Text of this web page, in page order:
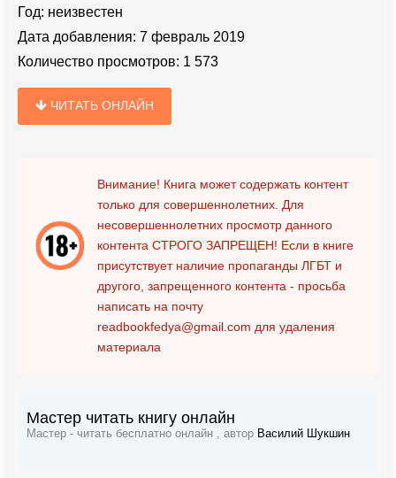
Год: неизвестен
Дата добавления: 7 февраль 2019
Количество просмотров: 1 573
ЧИТАТЬ ОНЛАЙН
Внимание! Книга может содержать контент
только для совершеннолетних. Для
несовершеннолетних просмотр данного
контента СТРОГО ЗАПРЕЩЕН! Если в книге
присутствует наличие пропаганды ЛГБТ и
другого, запрещенного контента - просьба
написать на почту
readbookfedya@gmail.com для удаления
материала
Мастер читать книгу онлайн
Мастер - читать бесплатно онлайн , автор Василий Шукшин